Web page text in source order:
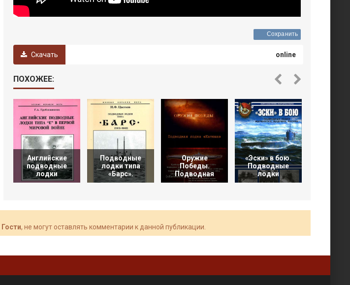
Сохранить
Скачать online
ПОХОЖЕЕ:
Английские
подводные
лодки
Подводные
лодки типа
«Барс».
Оружие
Победы.
Подводная
«Эски» в бою.
Подводные
лодки
Гости, не могут оставлять комментарии к данной публикации.